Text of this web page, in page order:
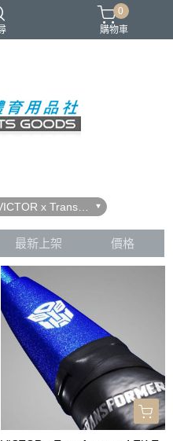
羽球鞋 零碼出清
0
購物車
x Transfo
聯名系列
最新上架 價格